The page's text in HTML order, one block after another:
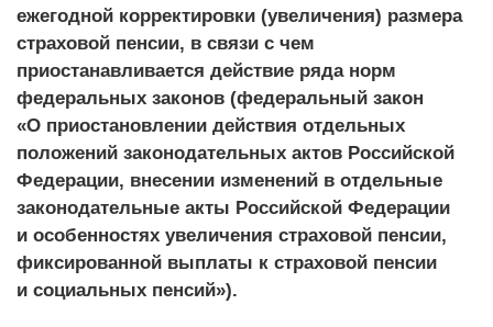
ежегодной корректировки (увеличения) размера
страховой пенсии, в связи с чем
приостанавливается действие ряда норм
федеральных законов (федеральный закон
«О приостановлении действия отдельных
положений законодательных актов Российской
Федерации, внесении изменений в отдельные
законодательные акты Российской Федерации
и особенностях увеличения страховой пенсии,
фиксированной выплаты к страховой пенсии
и социальных пенсий»).